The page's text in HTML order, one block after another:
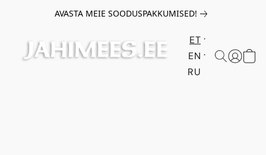
AVASTA MEIE SOODUSPAKKUMISED!
ET
EN
RU